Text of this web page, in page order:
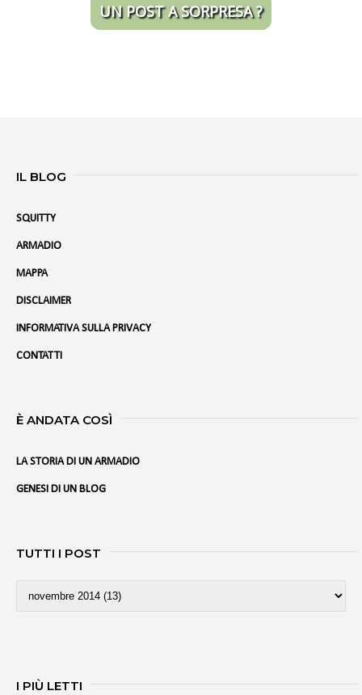
UN POST A SORPRESA ?
IL BLOG
SQUITTY
ARMADIO
MAPPA
DISCLAIMER
INFORMATIVA SULLA PRIVACY
CONTATTI
È ANDATA COSÌ
LA STORIA DI UN ARMADIO
GENESI DI UN BLOG
TUTTI I POST
I PIÙ LETTI